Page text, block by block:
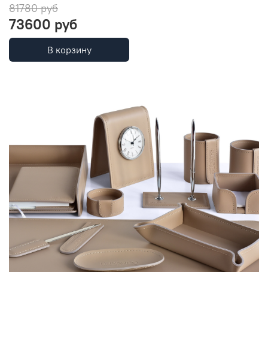
81780 руб
73600 руб
В корзину